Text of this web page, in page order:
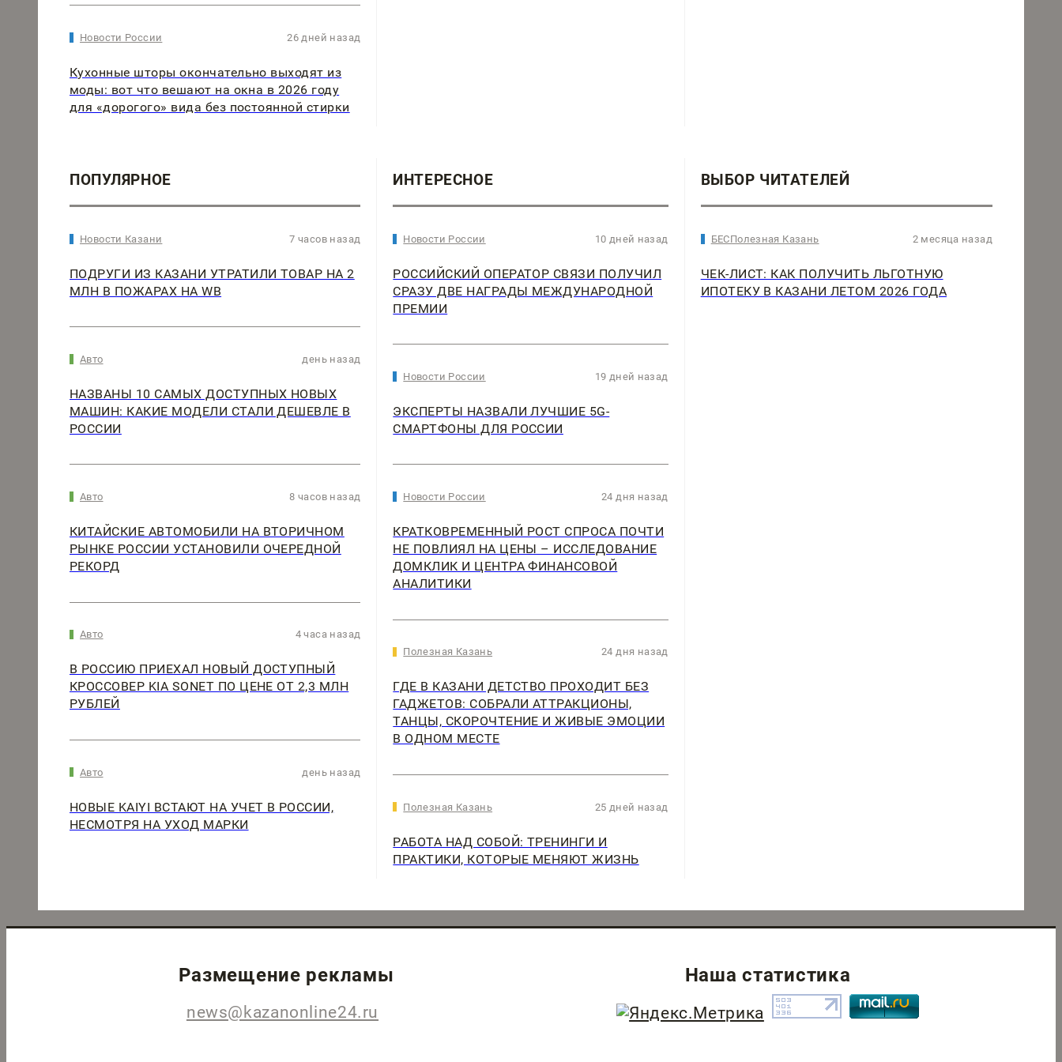
Новости России 26 дней назад
Кухонные шторы окончательно выходят из
моды: вот что вешают на окна в 2026 году
для «дорогого» вида без постоянной стирки
ПОПУЛЯРНОЕ
Новости Казани 7 часов назад
ПОДРУГИ ИЗ КАЗАНИ УТРАТИЛИ ТОВАР НА 2
МЛН В ПОЖАРАХ НА WB
Авто день назад
НАЗВАНЫ 10 САМЫХ ДОСТУПНЫХ НОВЫХ
МАШИН: КАКИЕ МОДЕЛИ СТАЛИ ДЕШЕВЛЕ В
РОССИИ
Авто 8 часов назад
КИТАЙСКИЕ АВТОМОБИЛИ НА ВТОРИЧНОМ
РЫНКЕ РОССИИ УСТАНОВИЛИ ОЧЕРЕДНОЙ
РЕКОРД
Авто 4 часа назад
В РОССИЮ ПРИЕХАЛ НОВЫЙ ДОСТУПНЫЙ
КРОССОВЕР KIA SONET ПО ЦЕНЕ ОТ 2,3 МЛН
РУБЛЕЙ
Авто день назад
НОВЫЕ KAIYI ВСТАЮТ НА УЧЕТ В РОССИИ,
НЕСМОТРЯ НА УХОД МАРКИ
ИНТЕРЕСНОЕ
Новости России 10 дней назад
РОССИЙСКИЙ ОПЕРАТОР СВЯЗИ ПОЛУЧИЛ
СРАЗУ ДВЕ НАГРАДЫ МЕЖДУНАРОДНОЙ
ПРЕМИИ
Новости России 19 дней назад
ЭКСПЕРТЫ НАЗВАЛИ ЛУЧШИЕ 5G-
СМАРТФОНЫ ДЛЯ РОССИИ
Новости России 24 дня назад
КРАТКОВРЕМЕННЫЙ РОСТ СПРОСА ПОЧТИ
НЕ ПОВЛИЯЛ НА ЦЕНЫ – ИССЛЕДОВАНИЕ
ДОМКЛИК И ЦЕНТРА ФИНАНСОВОЙ
АНАЛИТИКИ
Полезная Казань 24 дня назад
ГДЕ В КАЗАНИ ДЕТСТВО ПРОХОДИТ БЕЗ
ГАДЖЕТОВ: СОБРАЛИ АТТРАКЦИОНЫ,
ТАНЦЫ, СКОРОЧТЕНИЕ И ЖИВЫЕ ЭМОЦИИ
В ОДНОМ МЕСТЕ
Полезная Казань 25 дней назад
РАБОТА НАД СОБОЙ: ТРЕНИНГИ И
ПРАКТИКИ, КОТОРЫЕ МЕНЯЮТ ЖИЗНЬ
ВЫБОР ЧИТАТЕЛЕЙ
БЕСПолезная Казань 2 месяца назад
ЧЕК-ЛИСТ: КАК ПОЛУЧИТЬ ЛЬГОТНУЮ
ИПОТЕКУ В КАЗАНИ ЛЕТОМ 2026 ГОДА
Размещение рекламы
news@kazanonline24.ru
Наша статистика